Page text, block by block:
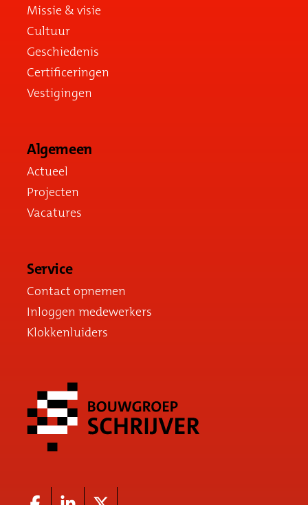
Missie & visie
Cultuur
Geschiedenis
Certificeringen
Vestigingen
Algemeen
Actueel
Projecten
Vacatures
Service
Contact opnemen
Inloggen medewerkers
Klokkenluiders